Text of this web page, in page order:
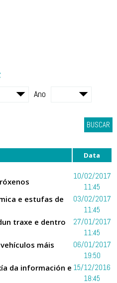
Ano
BUSCAR
Data
10/02/2017
11:45
e estufas de
03/02/2017
11:45
traxe e dentro
27/01/2017
11:45
máis
06/01/2017
19:50
da información e 15/12/2016
18:45